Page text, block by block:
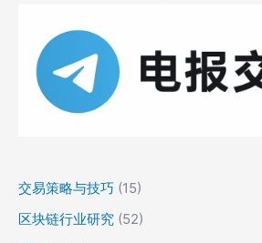
交易策略与技巧 (15)
区块链行业研究 (52)